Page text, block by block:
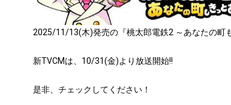
2025/11/13(木)発売の『桃太郎電鉄2 ～あなたの町
新TVCMは、10/31(金)より放送開始!!
是非、チェックしてください！